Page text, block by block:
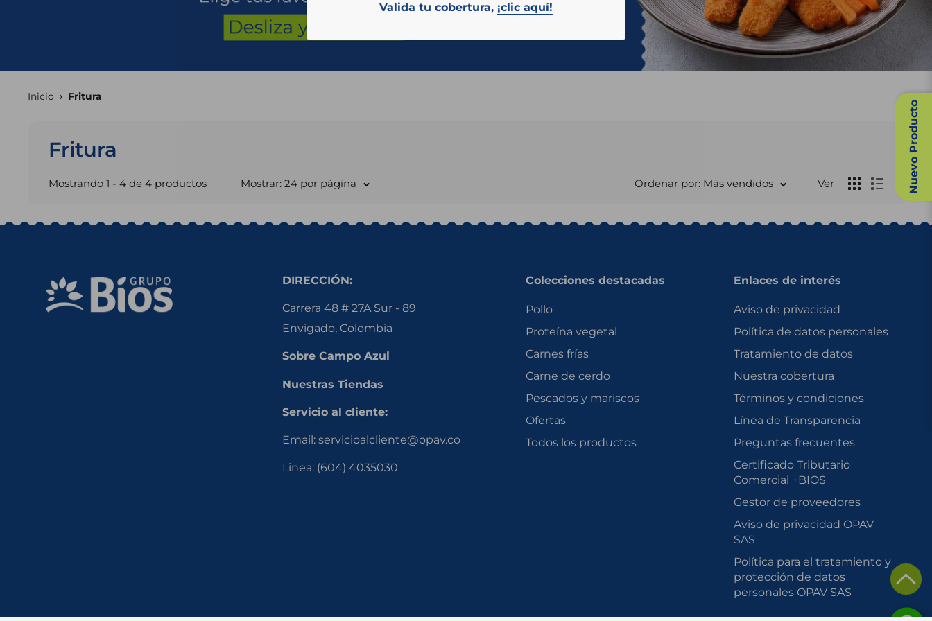
Valida tu cobertura, ¡clic aquí!
Inicio Fritura
Fritura
Mostrando 1 - 4 de 4 productos Mostrar: 24 por página Ordenar por: Más vendidos Ver Nuevo Producto
DIRECCIÓN:
Carrera 48 # 27A Sur - 89
Envigado, Colombia
Sobre Campo Azul
Nuestras Tiendas
Servicio al cliente:
Email: servicioalcliente@opav.co
Linea: (604) 4035030
Colecciones destacadas
Pollo
Proteína vegetal
Carnes frías
Carne de cerdo
Pescados y mariscos
Ofertas
Todos los productos
Enlaces de interés
Aviso de privacidad
Política de datos personales
Tratamiento de datos
Nuestra cobertura
Términos y condiciones
Línea de Transparencia
Preguntas frecuentes
Certificado Tributario
Comercial +BIOS
Gestor de proveedores
Aviso de privacidad OPAV
SAS
Política para el tratamiento y
protección de datos
personales OPAV SAS